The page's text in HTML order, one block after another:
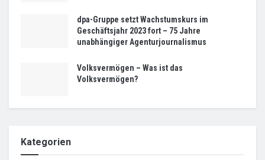
dpa-Gruppe setzt Wachstumskurs im
Geschäftsjahr 2023 fort – 75 Jahre
unabhängiger Agenturjournalismus
Volksvermögen – Was ist das
Volksvermögen?
Kategorien